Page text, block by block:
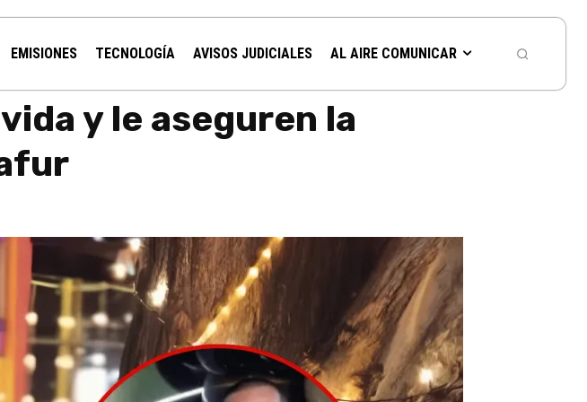
EMISIONES TECNOLOGÍA AVISOS JUDICIALES AL AIRE COMUNICAR
y le aseguren la